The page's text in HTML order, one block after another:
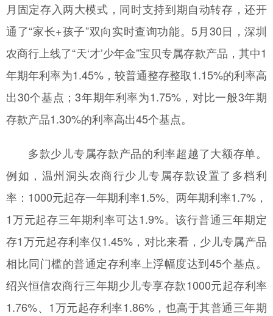
月固定存入两大模式，同时支持到期自动转存，还开
通了“家长+孩子”双向实时查询功能。5月30日，深圳
农商行上线了“天‘才’少年金”宝贝专属存款产品，其中1
年期年利率为1.45%，较普通整存整取1.15%的利率高
出30个基点；3年期年利率为1.75%，对比一般3年期
存款产品1.30%的利率高出45个基点。
多款少儿专属存款产品的利率超越了大额存单。
例如，温州洞头农商行少儿专属存款设置了多档利
率：1000元起存一年期利率1.5%、两年期利率1.7%，
1万元起存三年期利率可达1.9%。该行普通三年期定
存1万元起存利率仅1.45%，对比来看，少儿专属产品
相比同门槛的普通定存利率上浮幅度达到45个基点。
绍兴恒信农商行三年期少儿专享存款1000元起存利率
1.76%、1万元起存利率1.86%，也高于其普通三年期